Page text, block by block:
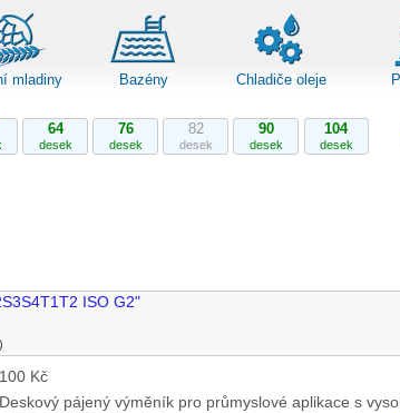
mladiny Bazény Chladiče oleje
64
desek
76
desek
82
desek
90
desek
104
desek
ISO G2"
100 Kč
Deskový pájený výměník pro průmyslové aplikace s